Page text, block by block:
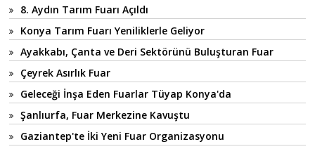
8. Aydın Tarım Fuarı Açıldı
Konya Tarım Fuarı Yeniliklerle Geliyor
Ayakkabı, Çanta ve Deri Sektörünü Buluşturan Fuar
Çeyrek Asırlık Fuar
Geleceği İnşa Eden Fuarlar Tüyap Konya'da
Şanlıurfa, Fuar Merkezine Kavuştu
Gaziantep'te İki Yeni Fuar Organizasyonu